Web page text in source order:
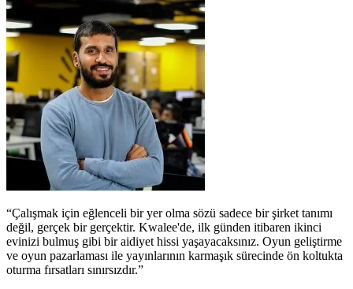
“Çalışmak için eğlenceli bir yer olma sözü sadece bir şirket tanımı
değil, gerçek bir gerçektir. Kwalee'de, ilk günden itibaren ikinci
evinizi bulmuş gibi bir aidiyet hissi yaşayacaksınız. Oyun geliştirme
ve oyun pazarlaması ile yayınlarının karmaşık sürecinde ön koltukta
oturma fırsatları sınırsızdır.”